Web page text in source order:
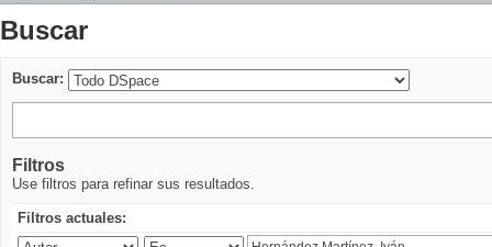
Buscar
Buscar:
Filtros
Use filtros para refinar sus resultados.
Filtros actuales: